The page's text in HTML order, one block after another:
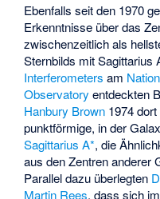
Ebenfalls seit den 1970
Erkenntnisse über das
zwischenzeitlich als
Sternbilds mit Sagittarius
Interferometers am
Observatory entdeckten
Hanbury Brown 1974
punktförmige, in der
Sagittarius A*, die
aus den Zentren anderer
Parallel dazu überlegten
Martin Rees, dass sich